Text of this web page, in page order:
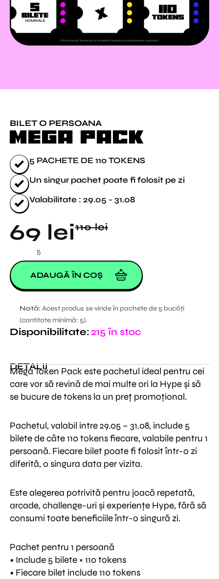
BILET O PERSOANA
MEGA PACK
5 PACHETE DE 110 TOKENS
Un singur pachet poate fi folosit pe zi
Valabilitate : 29.05 - 31.08
110lei
Prețul
a
fost:
110 lei.
69 lei
Prețul
este:
69 lei.
PACK
Notă: Acest produs se vinde în pachete de 5 bucăți
(cantitate minimă: 5).
ADAUGĂ ÎN COȘ
Disponibilitate:215 în stoc
DETALII
Mega Token Pack este pachetul ideal pentru cei
care vor să revină de mai multe ori la Hype și să
se bucure de tokens la un preț promoțional.
Pachetul, valabil intre 29.05 – 31.08, include 5
bilete de câte 110 tokens fiecare, valabile pentru 1
persoană. Fiecare bilet poate fi folosit într-o zi
diferită, o singura data per vizita.
Este alegerea potrivită pentru joacă repetată,
arcade, challenge-uri și experiențe Hype, fără să
consumi toate beneficiile într-o singură zi.
Pachet pentru 1 persoană
• Include 5 bilete × 110 tokens
• Fiecare bilet include 110 tokens